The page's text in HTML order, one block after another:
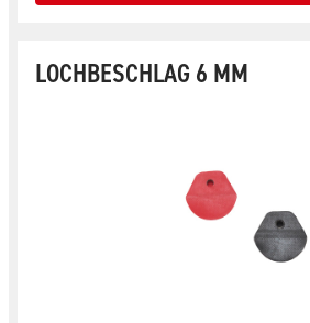
LOCHBESCHLAG 6 MM